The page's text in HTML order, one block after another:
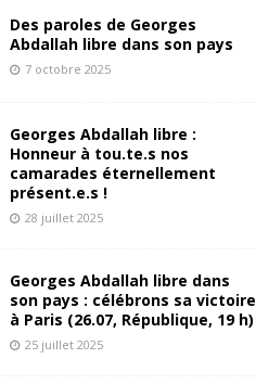
Des paroles de Georges
Abdallah libre dans son pays
7 octobre 2025
Georges Abdallah libre :
Honneur à tou.te.s nos
camarades éternellement
présent.e.s !
28 juillet 2025
Georges Abdallah libre dans
son pays : célébrons sa victoire
à Paris (26.07, République, 19 h)
25 juillet 2025